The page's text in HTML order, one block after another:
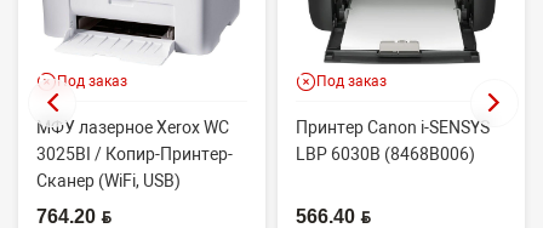
Под заказ
МФУ лазерное Xerox WC
3025BI / Копир-Принтер-
Сканер (WiFi, USB)
764.20 BYN
Под заказ
Принтер Canon i-SENSYS
LBP 6030B (8468B006)
566.40 BYN